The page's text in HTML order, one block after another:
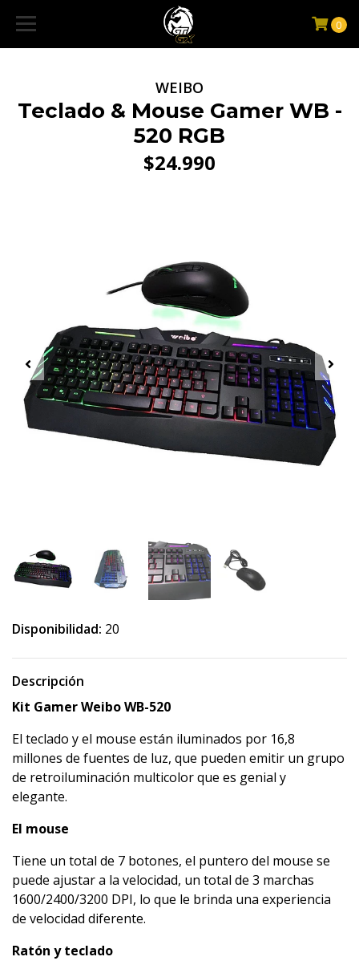
0
WEIBO
Teclado & Mouse Gamer WB -
520 RGB
$24.990
Disponibilidad: 20
Descripción
Kit Gamer Weibo WB-520
El teclado y el mouse están iluminados por 16,8
millones de fuentes de luz, que pueden emitir un grupo
de retroiluminación multicolor que es genial y
elegante.
El mouse
Tiene un total de 7 botones, el puntero del mouse se
puede ajustar a la velocidad, un total de 3 marchas
1600/2400/3200 DPI, lo que le brinda una experiencia
de velocidad diferente.
Ratón y teclado